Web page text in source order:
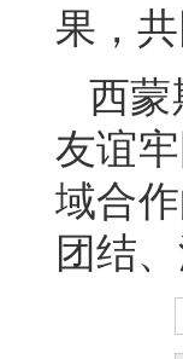
果，
西蒙
友谊
域合
团结